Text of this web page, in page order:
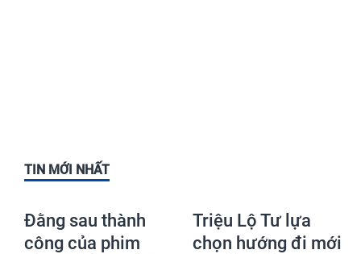
TIN MỚI NHẤT
Đằng sau thành
công của phim
Triệu Lộ Tư lựa
chọn hướng đi mới